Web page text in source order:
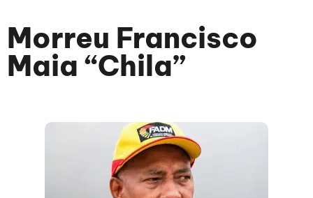
Morreu Francisco
Maia “Chila”